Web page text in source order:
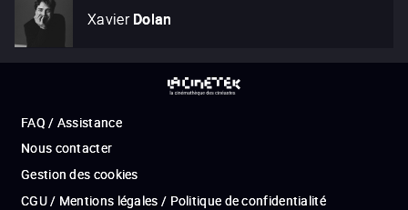
Xavier Dolan
FAQ / Assistance
Nous contacter
Gestion des cookies
CGU / Mentions légales / Politique de confidentialité